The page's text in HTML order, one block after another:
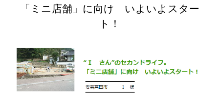
「ミニ店舗」に向け いよいよスター
ト！